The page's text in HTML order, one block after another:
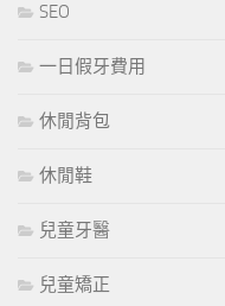
SEO
一日假牙費用
休閒背包
休閒鞋
兒童牙醫
兒童矯正